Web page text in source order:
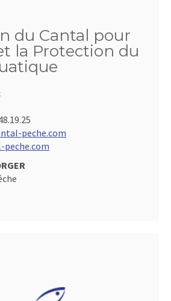
du Cantal pour
la Protection du
peche.com